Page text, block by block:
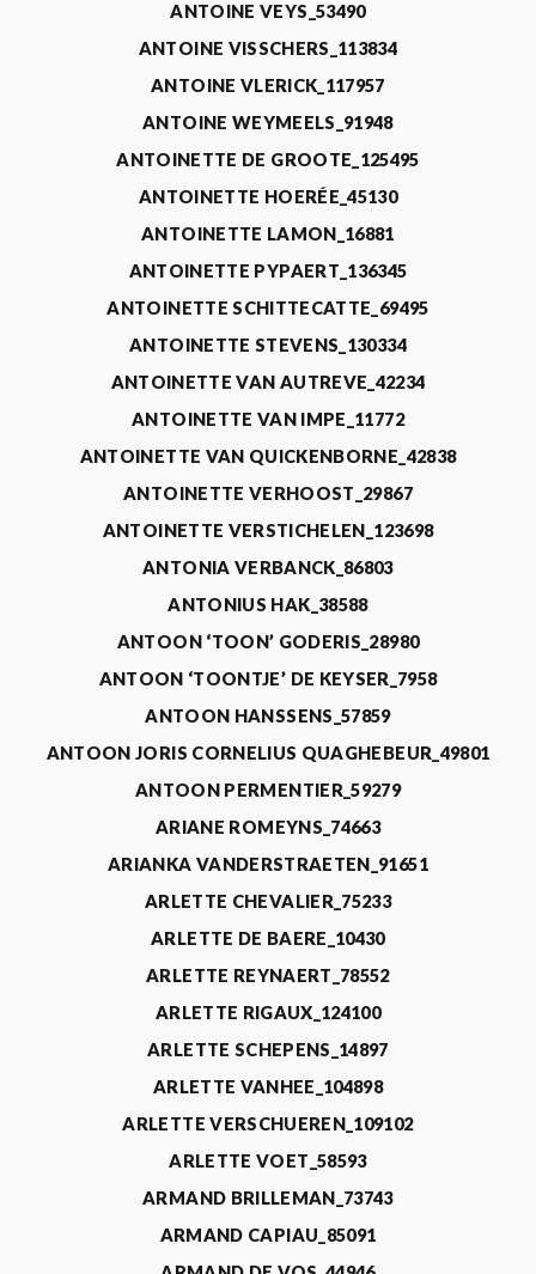
ANTOINE VEYS_53490
ANTOINE VISSCHERS_113834
ANTOINE VLERICK_117957
ANTOINE WEYMEELS_91948
ANTOINETTE DE GROOTE_125495
ANTOINETTE HOERÉE_45130
ANTOINETTE LAMON_16881
ANTOINETTE PYPAERT_136345
ANTOINETTE SCHITTECATTE_69495
ANTOINETTE STEVENS_130334
ANTOINETTE VAN AUTREVE_42234
ANTOINETTE VAN IMPE_11772
ANTOINETTE VAN QUICKENBORNE_42838
ANTOINETTE VERHOOST_29867
ANTOINETTE VERSTICHELEN_123698
ANTONIA VERBANCK_86803
ANTONIUS HAK_38588
ANTOON ‘TOON’ GODERIS_28980
ANTOON ‘TOONTJE’ DE KEYSER_7958
ANTOON HANSSENS_57859
ANTOON JORIS CORNELIUS QUAGHEBEUR_49801
ANTOON PERMENTIER_59279
ARIANE ROMEYNS_74663
ARIANKA VANDERSTRAETEN_91651
ARLETTE CHEVALIER_75233
ARLETTE DE BAERE_10430
ARLETTE REYNAERT_78552
ARLETTE RIGAUX_124100
ARLETTE SCHEPENS_14897
ARLETTE VANHEE_104898
ARLETTE VERSCHUEREN_109102
ARLETTE VOET_58593
ARMAND BRILLEMAN_73743
ARMAND CAPIAU_85091